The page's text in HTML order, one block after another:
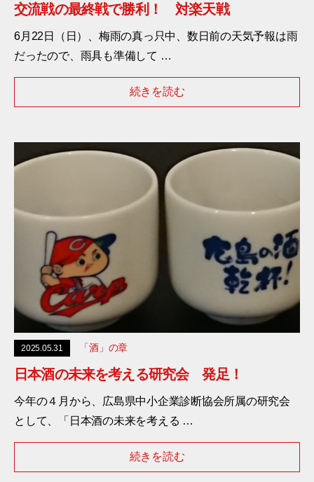
交流戦の最終戦で勝利！ 対楽天戦
6月22日（日）、梅雨の真っ只中、数日前の天気予報は雨
だったので、雨具も準備して …
続きを読む
2025.05.31 「酒」の章
日本酒の未来を考える研究会 発足！
今年の４月から、広島県中小企業診断協会所属の研究会
として、「日本酒の未来を考える …
続きを読む